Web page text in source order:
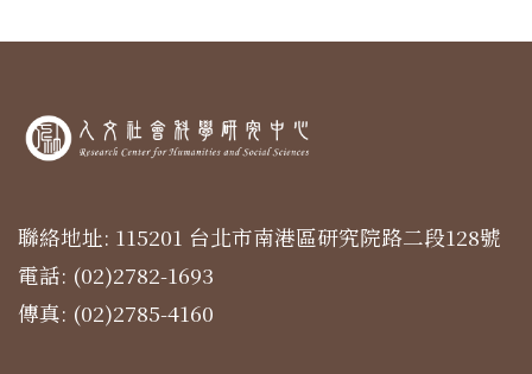
聯絡地址: 115201 台北市南港區研究院路二段128號
電話: (02)2782-1693
傳真: (02)2785-4160